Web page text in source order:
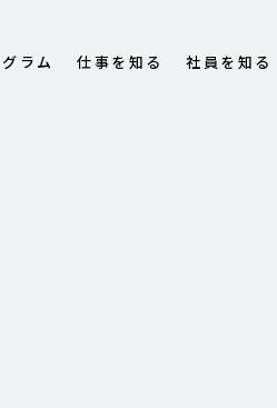
ラム 仕事を知る 社員を知る